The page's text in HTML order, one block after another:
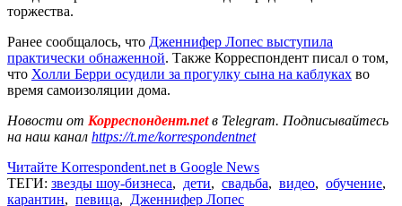
торжества.
Ранее сообщалось, что Дженнифер Лопес выступила
практически обнаженной. Также Корреспондент писал о том,
что Холли Берри осудили за прогулку сына на каблуках во
время самоизоляции дома.
Новости от Корреспондент.netв Telegram. Подписывайтесь
на наш канал https://t.me/korrespondentnet
Читайте Korrespondent.net в Google News
ТЕГИ: звезды шоу-бизнеса, дети, свадьба, видео, обучение,
карантин, певица, Дженнифер Лопес